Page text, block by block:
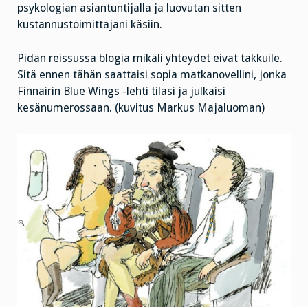
psykologian asiantuntijalla ja luovutan sitten
kustannustoimittajani käsiin.
Pidän reissussa blogia mikäli yhteydet eivät takkuile.
Sitä ennen tähän saattaisi sopia matkanovellini, jonka
Finnairin Blue Wings -lehti tilasi ja julkaisi
kesänumerossaan. (kuvitus Markus Majaluoman)